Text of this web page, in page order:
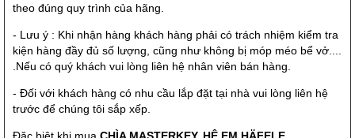
theo đúng quy trình của hãng.
- Lưu ý : Khi nhận hàng khách hàng phải có trách nhiệm kiểm tra
kiện hàng đầy đủ số lượng, cũng như không bị móp méo bể vở....
.Nếu có quý khách vui lòng liên hệ nhân viên bán hàng.
- Đối với khách hàng có nhu cầu lắp đặt tại nhà vui lòng liên hệ
trước để chúng tôi sắp xếp.